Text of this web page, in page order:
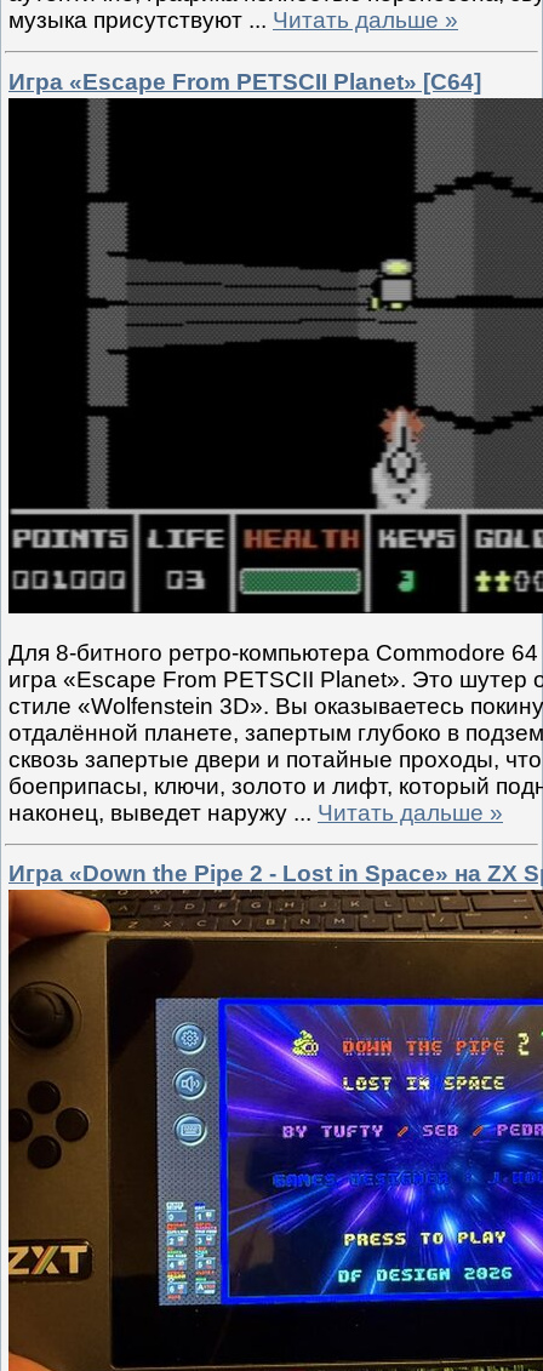
музыка присутствуют ... Читать дальше »
Игра «Escape From PETSCII Planet» [C64]
Для 8-битного ретро-компьютера Commodore 64
игра «Escape From PETSCII Planet». Это шутер
стиле «Wolfenstein 3D». Вы оказываетесь
отдалённой планете, запертым глубоко в
сквозь запертые двери и потайные проходы,
боеприпасы, ключи, золото и лифт, который
наконец, выведет наружу ... Читать дальше »
Игра «Down the Pipe 2 - Lost in Space» на ZX